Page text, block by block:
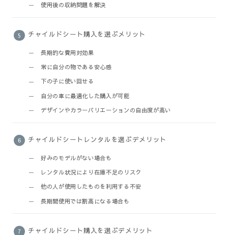
使用後の収納問題を解決
チャイルドシート購入を選ぶメリット
長期的な費用対効果
常に自分の物である安心感
下の子に使い回せる
自分の車に最適化した購入が可能
デザインやカラーバリエーションの自由度が高い
チャイルドシートレンタルを選ぶデメリット
好みのモデルがない場合も
レンタル状況により在庫不足のリスク
他の人が使用したものを利用する不安
長期間使用では割高になる場合も
チャイルドシート購入を選ぶデメリット